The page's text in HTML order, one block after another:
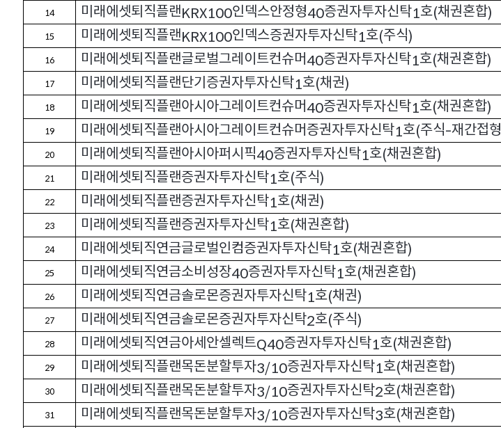
14 미래에셋퇴직플랜KRX100인덱스안정형40증권자투자신탁1호(채권혼합)
15 미래에셋퇴직플랜KRX100인덱스증권자투자신탁1호(주식)
16 미래에셋퇴직플랜글로벌그레이트컨슈머40증권자투자신탁1호(채권혼합)
17 미래에셋퇴직플랜단기증권자투자신탁1호(채권)
18 미래에셋퇴직플랜아시아그레이트컨슈머40증권자투자신탁1호(채권혼합)
19 미래에셋퇴직플랜아시아그레이트컨슈머증권자투자신탁1호(주식-재간접형
20 미래에셋퇴직플랜아시아퍼시픽40증권자투자신탁1호(채권혼합)
21 미래에셋퇴직플랜증권자투자신탁1호(주식)
22 미래에셋퇴직플랜증권자투자신탁1호(채권)
23 미래에셋퇴직플랜증권자투자신탁1호(채권혼합)
24 미래에셋퇴직연금글로벌인컴증권자투자신탁1호(채권혼합)
25 미래에셋퇴직연금소비성장40증권자투자신탁1호(채권혼합)
26 미래에셋퇴직연금솔로몬증권자투자신탁1호(채권)
27 미래에셋퇴직연금솔로몬증권자투자신탁2호(주식)
28 미래에셋퇴직연금아세안셀렉트Q40증권자투자신탁1호(채권혼합)
29 미래에셋퇴직플랜목돈분할투자3/10증권자투자신탁1호(채권혼합)
30 미래에셋퇴직플랜목돈분할투자3/10증권자투자신탁2호(채권혼합)
31 미래에셋퇴직플랜목돈분할투자3/10증권자투자신탁3호(채권혼합)